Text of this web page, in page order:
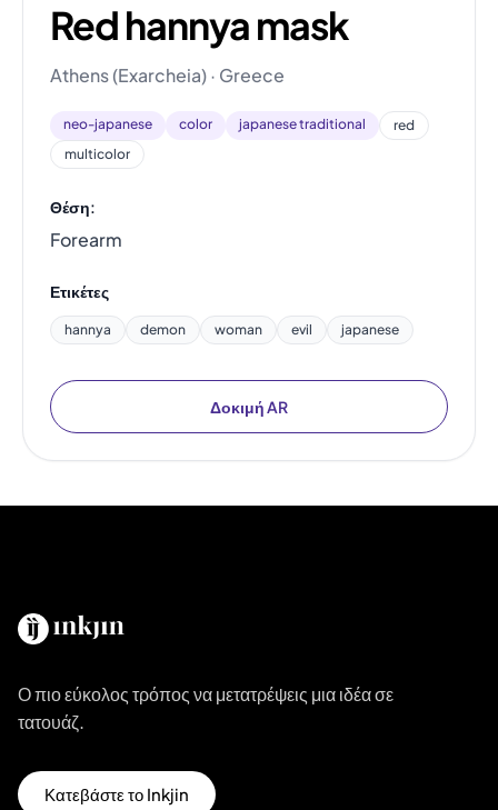
Red hannya mask
Athens (Exarcheia) · Greece
neo-japanese color japanese traditional
red
multicolor
Θέση:
Forearm
Ετικέτες
hannya demon woman evil japanese
Δοκιμή AR
Ο πιο εύκολος τρόπος να μετατρέψεις μια ιδέα σε
τατουάζ.
Κατεβάστε το Inkjin